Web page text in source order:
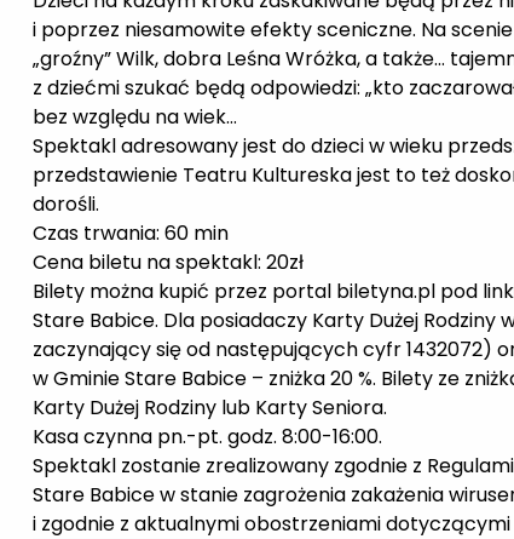
i poprzez niesamowite efekty sceniczne. Na
„groźny” Wilk, dobra Leśna Wróżka, a także…
z dziećmi szukać będą odpowiedzi: „kto
bez względu na wiek…
Spektakl adresowany jest do dzieci w wieku
przedstawienie Teatru Kultureska jest to też
dorośli.
Czas trwania: 60 min
Cena biletu na spektakl: 20zł
Bilety można kupić przez portal biletyna.pl pod
Stare Babice. Dla posiadaczy Karty Dużej
zaczynający się od następujących cyfr 1432072)
w Gminie Stare Babice – zniżka 20 %. Bilety ze
Karty Dużej Rodziny lub Karty Seniora.
Kasa czynna pn.-pt. godz. 8:00-16:00.
Spektakl zostanie zrealizowany zgodnie z
Stare Babice w stanie zagrożenia zakażenia
i zgodnie z aktualnymi obostrzeniami